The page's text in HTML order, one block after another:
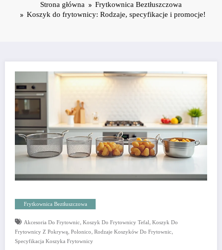
Strona główna
Frytkownica Beztłuszczowa
Koszyk do frytownicy: Rodzaje, specyfikacje i promocje!
Frytkownica Beztłuszczowa
Akcesoria Do Frytownic, Koszyk Do Frytownicy Tefal , Koszyk Do
Frytownicy Z Pokrywą, Polonico, Rodzaje Koszyków Do Frytownic,
Specyfikacja Koszyka Frytownicy